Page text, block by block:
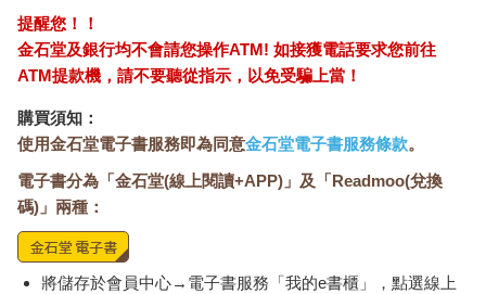
提醒您！！
金石堂及銀行均不會請您操作ATM! 如接獲電話要求您前往
ATM提款機，請不要聽從指示，以免受騙上當！
購買須知：
使用金石堂電子書服務即為同意金石堂電子書服務條款。
電子書分為「金石堂(線上閱讀+APP)」及「Readmoo(兌換
碼)」兩種：
將儲存於會員中心→電子書服務「我的e書櫃」，點選線上